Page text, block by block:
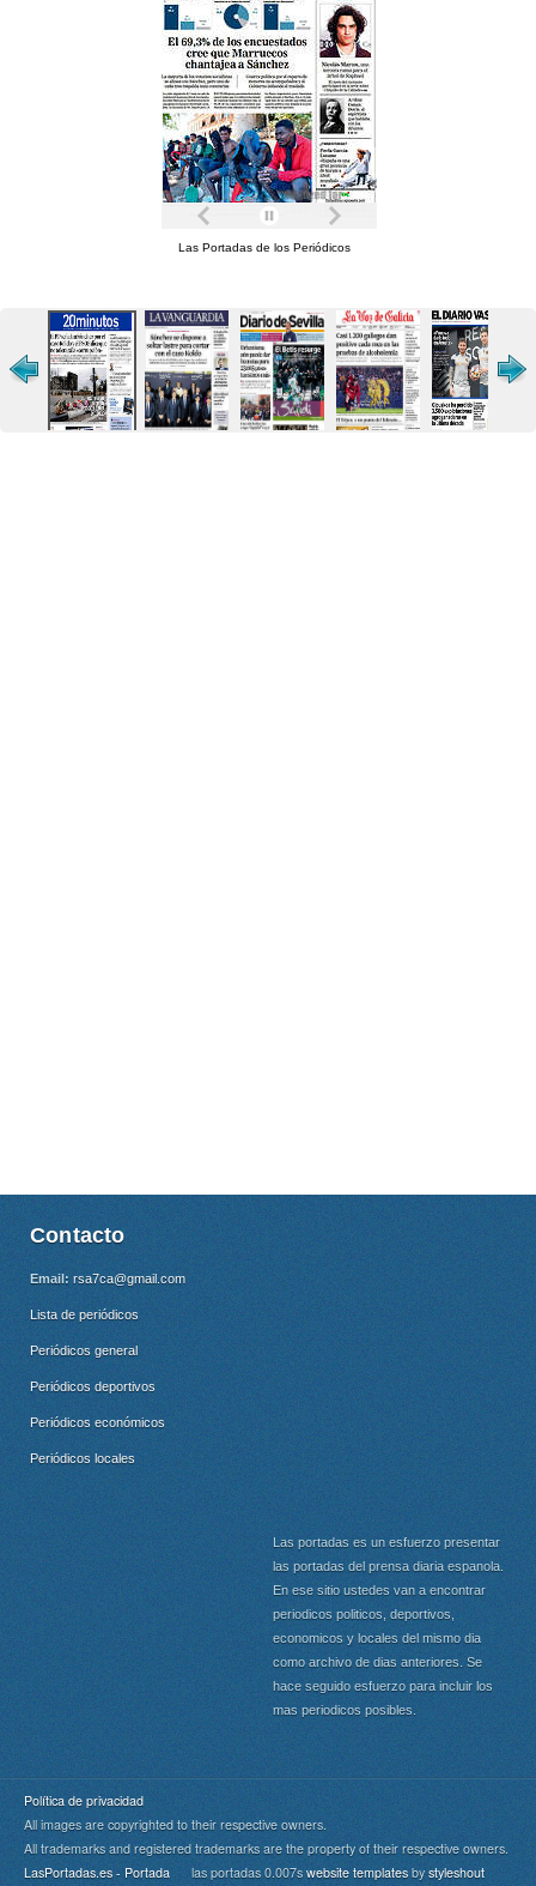
Las Portadas de los Periódicos
Contacto
Email: rsa7ca@gmail.com
Lista de periódicos
Periódicos general
Periódicos deportivos
Periódicos económicos
Periódicos locales
Las portadas es un esfuerzo presentar
las portadas del prensa diaria espanola.
En ese sitio ustedes van a encontrar
periodicos politicos, deportivos,
economicos y locales del mismo dia
como archivo de dias anteriores. Se
hace seguido esfuerzo para incluir los
mas periodicos posibles.
Política de privacidad
All images are copyrighted to their respective owners.
All trademarks and registered trademarks are the property of their respective owners.
LasPortadas.es - Portada las portadas 0.007s website templates by styleshout